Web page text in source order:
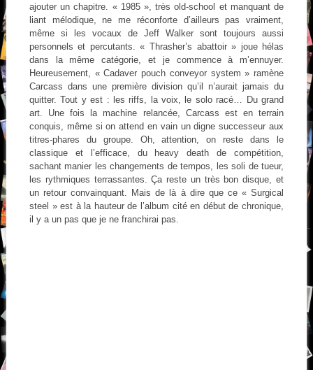
ajouter un chapitre. « 1985 », très old-school et manquant de
liant mélodique, ne me réconforte d’ailleurs pas vraiment,
même si les vocaux de Jeff Walker sont toujours aussi
personnels et percutants. « Thrasher’s abattoir » joue hélas
dans la même catégorie, et je commence à m’ennuyer.
Heureusement, « Cadaver pouch conveyor system » ramène
Carcass dans une première division qu’il n’aurait jamais du
quitter. Tout y est : les riffs, la voix, le solo racé… Du grand
art. Une fois la machine relancée, Carcass est en terrain
conquis, même si on attend en vain un digne successeur aux
titres-phares du groupe. Oh, attention, on reste dans le
classique et l’efficace, du heavy death de compétition,
sachant manier les changements de tempos, les soli de tueur,
les rythmiques terrassantes. Ça reste un très bon disque, et
un retour convainquant. Mais de là à dire que ce « Surgical
steel » est à la hauteur de l’album cité en début de chronique,
il y a un pas que je ne franchirai pas.